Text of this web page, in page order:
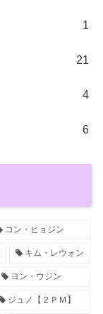
1
21
4
6
コン・ヒョジン
キム・レウォン
ヨン・ウジン
ジュノ【２ＰＭ】